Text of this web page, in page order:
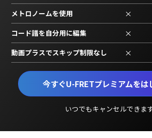
今すぐU-FRETプレミアムをは
いつでもキャンセルできま
メトロノームを使用 ×
コード譜を自分用に編集 ×
動画プラスでスキップ制限なし ×